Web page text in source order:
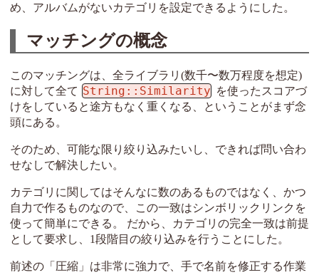
め、アルバムがないカテゴリを設定できるようにした。
マッチングの概念
このマッチングは、全ライブラリ(数千〜数万程度を想定)
に対して全て String::Similarity を使ったスコアづ
けをしていると途方もなく重くなる、ということがまず念
頭にある。
そのため、可能な限り絞り込みたいし、できれば問い合わ
せなしで解決したい。
カテゴリに関してはそんなに数のあるものではなく、かつ
自力で作るものなので、この一致はシンボリックリンクを
使って簡単にできる。 だから、カテゴリの完全一致は前提
として要求し、1段階目の絞り込みを行うことにした。
前述の「圧縮」は非常に強力で、手で名前を修正する作業